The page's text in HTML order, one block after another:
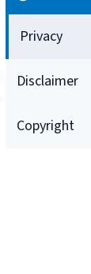
Privacy
Disclaimer
Copyright